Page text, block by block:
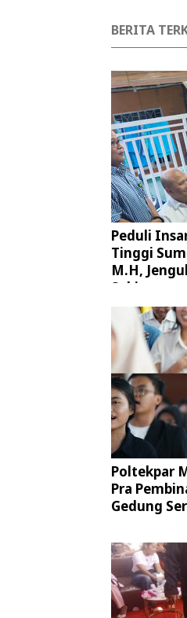
BERITA
Peduli
Tinggi
M.H,
Sakit
Poltekpar
Pra
Gedung